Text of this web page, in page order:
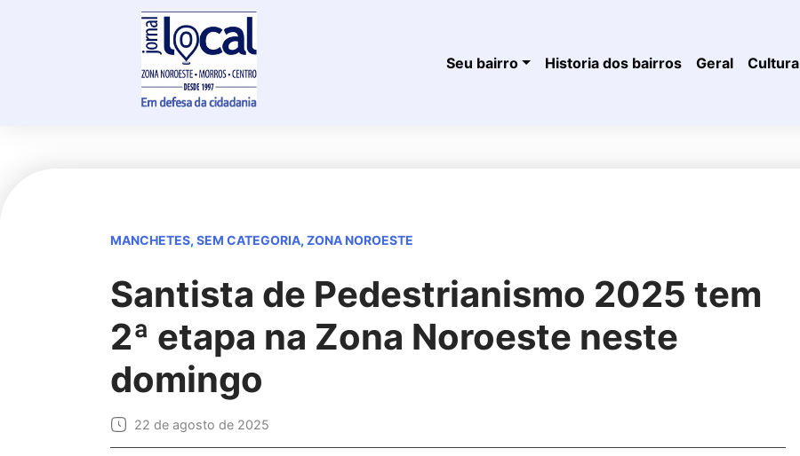
Seu bairro Historia dos bairros Geral Cultura
MANCHETES, SEM CATEGORIA, ZONA NOROESTE
Santista de Pedestrianismo 2025 tem
2ª etapa na Zona Noroeste neste
domingo
22 de agosto de 2025